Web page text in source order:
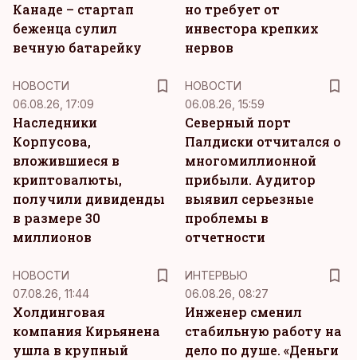
Канаде – стартап
беженца сулил
вечную батарейку
но требует от
инвестора крепких
нервов
НОВОСТИ
06.08.26, 17:09
Наследники
Корпусова,
вложившиеся в
криптовалюты,
получили дивиденды
в размере 30
миллионов
НОВОСТИ
06.08.26, 15:59
Северный порт
Палдиски отчитался о
многомиллионной
прибыли. Аудитор
выявил серьезные
проблемы в
отчетности
НОВОСТИ
07.08.26, 11:44
Холдинговая
компания Кирьянена
ушла в крупный
ИНТЕРВЬЮ
06.08.26, 08:27
Инженер сменил
стабильную работу на
дело по душе. «Деньги